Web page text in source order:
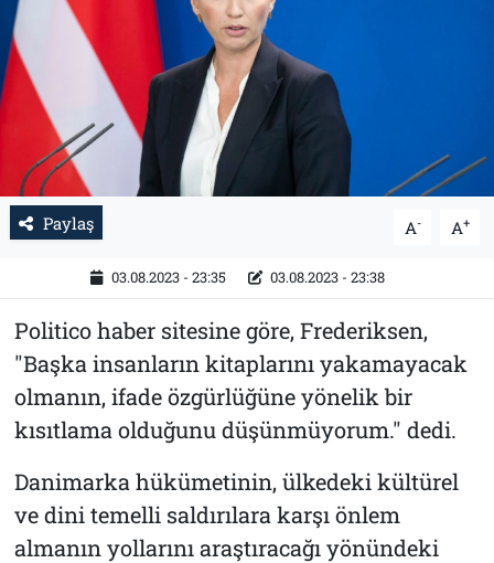
Paylaş A- A+
03.08.2023 - 23:35 03.08.2023 - 23:38
Politico haber sitesine göre, Frederiksen,
"Başka insanların kitaplarını yakamayacak
olmanın, ifade özgürlüğüne yönelik bir
kısıtlama olduğunu düşünmüyorum." dedi.
Danimarka hükümetinin, ülkedeki kültürel
ve dini temelli saldırılara karşı önlem
almanın yollarını araştıracağı yönündeki